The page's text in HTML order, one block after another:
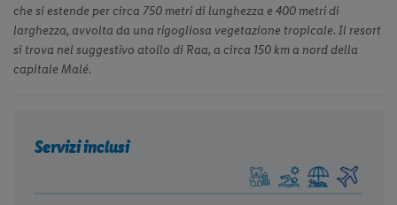
che si estende per circa 750 metri di lunghezza e 400 metri di
larghezza, avvolta da una rigogliosa vegetazione tropicale. Il resort
si trova nel suggestivo atollo di Raa, a circa 150 km a nord della
capitale Malé.
Servizi inclusi